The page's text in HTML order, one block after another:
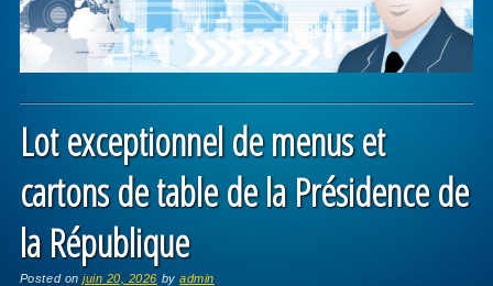
Lot exceptionnel de menus et
cartons de table de la Présidence de
la République
Posted onjuin 20, 2026 byadmin